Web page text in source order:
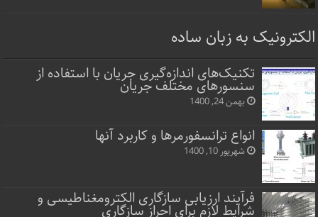
الکترونیک به زبان ساده
تکنیک‌های اندازه‌گیری جریان با استفاده از
سنسورهای مختلف جریان
بهمن 24, 1400
انواع ترانسفورمرها و کاربرد آنها
شهریور 10, 1400
فرآیند ارزیابی سازگاری الکترومغناطیسی و
شرایط لازم برای احراز سازگاری